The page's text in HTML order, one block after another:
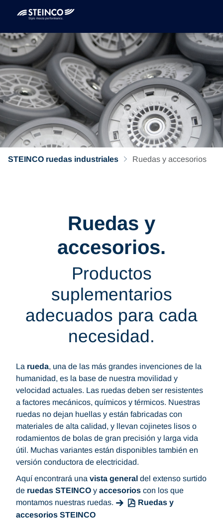
STEINCO ruedas industriales Ruedas y accesorios
Ruedas y
accesorios.
Productos
suplementarios
adecuados para cada
necesidad.
La rueda, una de las más grandes invenciones de la
humanidad, es la base de nuestra movilidad y
velocidad actuales. Las ruedas deben ser resistentes
a factores mecánicos, químicos y térmicos. Nuestras
ruedas no dejan huellas y están fabricadas con
materiales de alta calidad, y llevan cojinetes lisos o
rodamientos de bolas de gran precisión y larga vida
útil. Muchas variantes están disponibles también en
versión conductora de electricidad.
Aquí encontrará una vista general del extenso surtido
de ruedas STEINCO y accesorios con los que
montamos nuestras ruedas.
Ruedas y
accesorios STEINCO